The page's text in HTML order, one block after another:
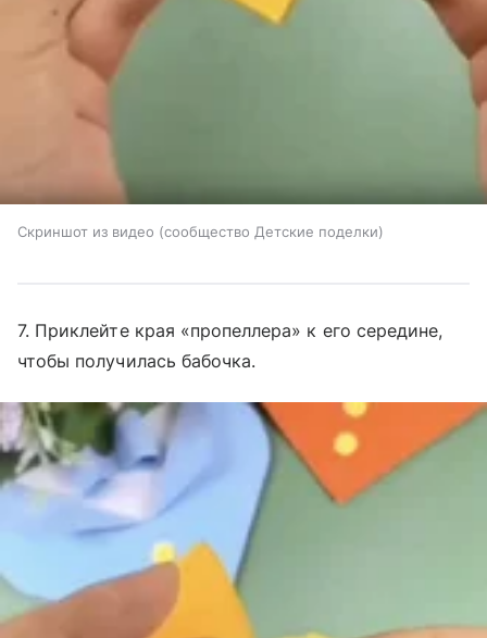
Скриншот из видео (сообщество Детские поделки)
7. Приклейте края «пропеллера» к его середине,
чтобы получилась бабочка.